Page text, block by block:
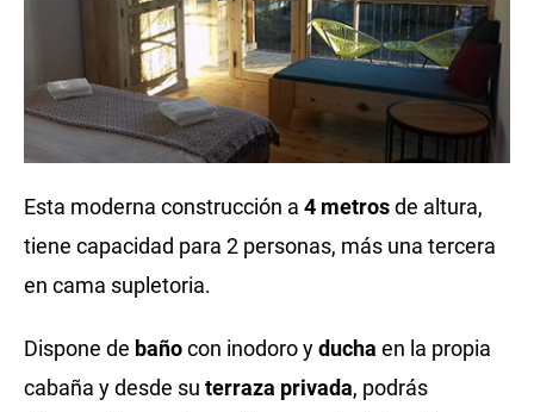
Esta moderna construcción a 4 metrosde altura,
tiene capacidad para 2 personas, más una tercera
en cama supletoria.
Dispone de bañocon inodoro yducha en la propia
cabaña y desde su terraza privada, podrás